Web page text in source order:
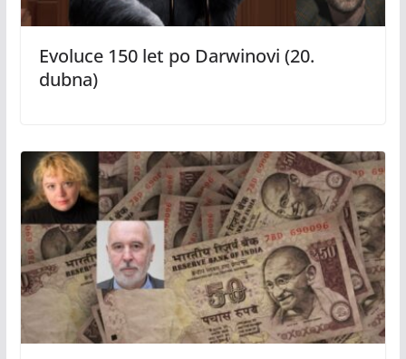
Evoluce 150 let po Darwinovi (20.
dubna)